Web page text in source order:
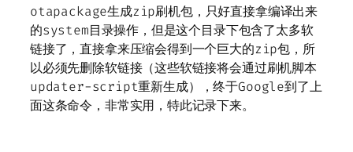
otapackage生成zip刷机包，只好直接拿编译出来
的system目录操作，但是这个目录下包含了太多软
链接了，直接拿来压缩会得到一个巨大的zip包，所
以必须先删除软链接（这些软链接将会通过刷机脚本
updater-script重新生成），终于Google到了上
面这条命令，非常实用，特此记录下来。